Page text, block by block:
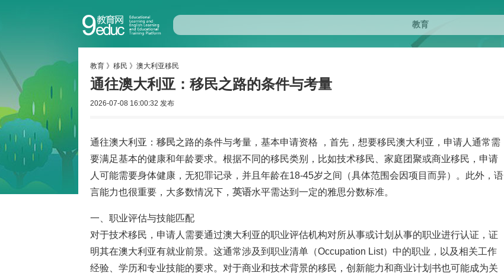
教育 》 移民 》 澳大利亚移民
通往澳大利亚：移民之路的条件与考量
2026-07-08 16:00:32 发布
通往澳大利亚： 移民之路的条件与考量，基本申请资格 ，首先，想要移民澳大利亚，申请人通常需
要满足基本的健康和年龄要求。根据不同的移民类别，比如技术移民、家庭团聚或商业移民，申请
人可能需要身体健康，无犯罪记录，并且年龄在18-45岁之间（具体范围会因项目而异）。此外，语
言能力也很重要，大多数情况下， 英语水平需达到一定的雅思分数标准。
一、职业评估与技能匹配
对于技术移民，申请人需要通过澳大利亚的职业评估机构对所从事或计划从事的职业进行认证，证
明其在澳大利亚有就业前景。这通常涉及到职业清单（Occupation List）中的职业，以及相关工作
经验、学历和专业技能的要求。对于商业和技术背景的移民，创新能力和商业计划书也可能成为关